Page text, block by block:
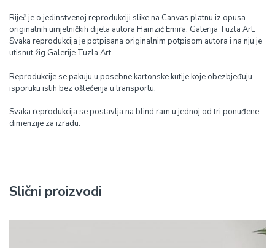
Riječ je o jedinstvenoj reprodukciji slike na Canvas platnu iz opusa
originalnih umjetničkih dijela autora Hamzić Emira, Galerija Tuzla Art.
Svaka reprodukcija je potpisana originalnim potpisom autora i na nju je
utisnut žig Galerije Tuzla Art.
Reprodukcije se pakuju u posebne kartonske kutije koje obezbjeđuju
isporuku istih bez oštećenja u transportu.
Svaka reprodukcija se postavlja na blind ram u jednoj od tri ponuđene
dimenzije za izradu.
Slični proizvodi